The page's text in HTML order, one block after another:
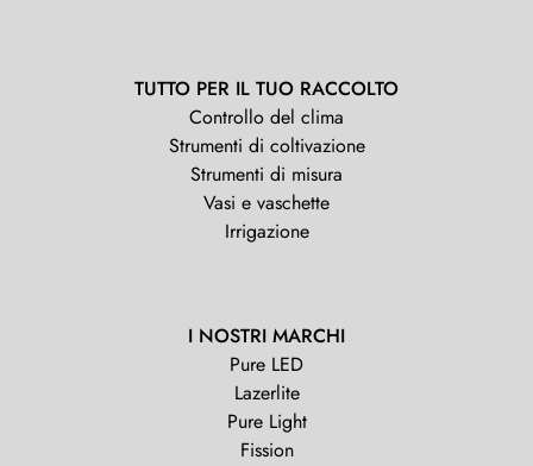
TUTTO PER IL TUO RACCOLTO
Controllo del clima
Strumenti di coltivazione
Strumenti di misura
Vasi e vaschette
Irrigazione
I NOSTRI MARCHI
Pure LED
Lazerlite
Pure Light
Fission